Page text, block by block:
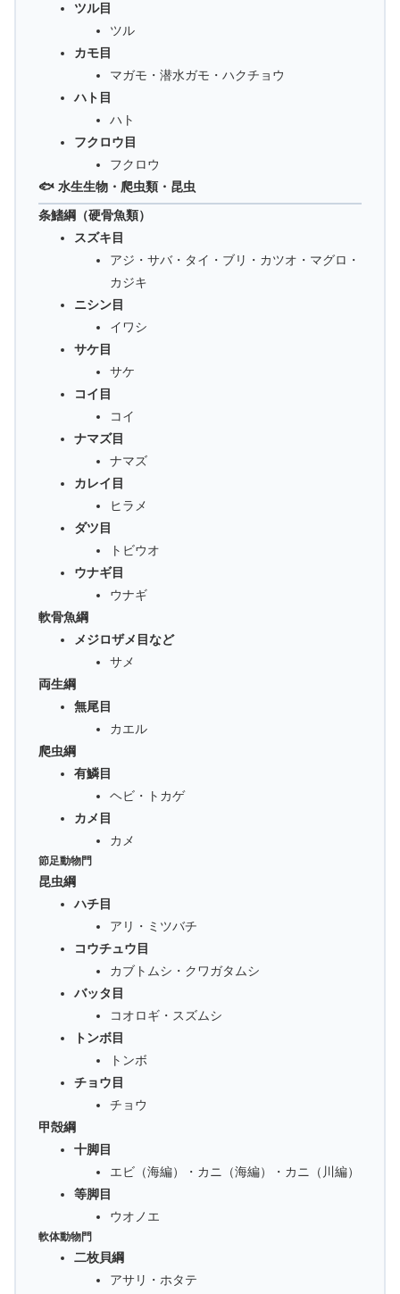
ツル目
ツル
カモ目
マガモ・潜水ガモ・ハクチョウ
ハト目
ハト
フクロウ目
フクロウ
🐟 水生生物・爬虫類・昆虫
条鰭綱（硬骨魚類）
スズキ目
アジ・サバ・タイ・ブリ・カツオ・マグロ・
カジキ
ニシン目
イワシ
サケ目
サケ
コイ目
コイ
ナマズ目
ナマズ
カレイ目
ヒラメ
ダツ目
トビウオ
ウナギ目
ウナギ
軟骨魚綱
メジロザメ目など
サメ
両生綱
無尾目
カエル
爬虫綱
有鱗目
ヘビ・トカゲ
カメ目
カメ
節足動物門
昆虫綱
ハチ目
アリ・ミツバチ
コウチュウ目
カブトムシ・クワガタムシ
バッタ目
コオロギ・スズムシ
トンボ目
トンボ
チョウ目
チョウ
甲殻綱
十脚目
エビ（海編）・カニ（海編）・カニ（川編）
等脚目
ウオノエ
軟体動物門
二枚貝綱
アサリ・ホタテ